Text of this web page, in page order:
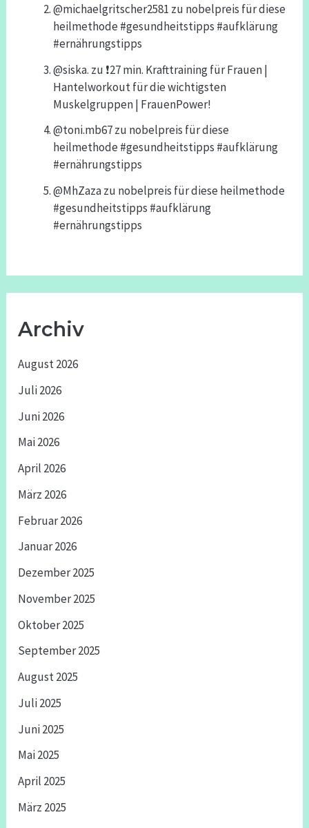
@michaelgritscher2581 zu nobelpreis für diese
heilmethode #gesundheitstipps #aufklärung
#ernährungstipps
@siska. zu ❗️27 min. Krafttraining für Frauen |
Hantelworkout für die wichtigsten
Muskelgruppen | FrauenPower!
@toni.mb67zu nobelpreis für diese
heilmethode #gesundheitstipps #aufklärung
#ernährungstipps
@MhZazazu nobelpreis für diese heilmethode
#gesundheitstipps #aufklärung
#ernährungstipps
Archiv
August 2026
Juli 2026
Juni 2026
Mai 2026
April 2026
März 2026
Februar 2026
Januar 2026
Dezember 2025
November 2025
Oktober 2025
September 2025
August 2025
Juli 2025
Juni 2025
Mai 2025
April 2025
März 2025